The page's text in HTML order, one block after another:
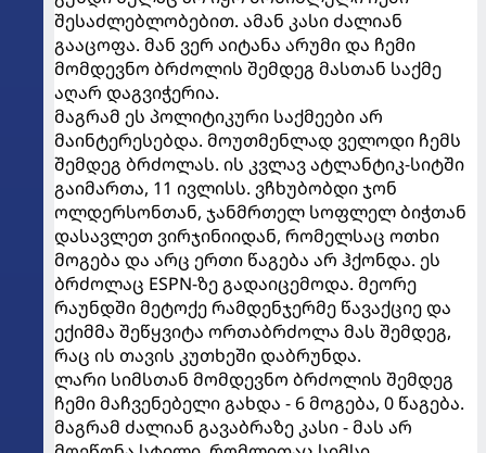
შესაძლებლობებით. ამან კასი ძალიან
გააცოფა. მან ვერ აიტანა არუმი და ჩემი
მომდევნო ბრძოლის შემდეგ მასთან საქმე
აღარ დაგვიჭერია.
მაგრამ ეს პოლიტიკური საქმეები არ
მაინტერესებდა. მოუთმენლად ველოდი ჩემს
შემდეგ ბრძოლას. ის კვლავ ატლანტიკ-სიტში
გაიმართა, 11 ივლისს. ვჩხუბობდი ჯონ
ოლდერსონთან, ჯანმრთელ სოფლელ ბიჭთან
დასავლეთ ვირჯინიიდან, რომელსაც ოთხი
მოგება და არც ერთი წაგება არ ჰქონდა. ეს
ბრძოლაც ESPN-ზე გადაიცემოდა. მეორე
რაუნდში მეტოქე რამდენჯერმე წავაქციე და
ექიმმა შეწყვიტა ორთაბრძოლა მას შემდეგ,
რაც ის თავის კუთხეში დაბრუნდა.
ლარი სიმსთან მომდევნო ბრძოლის შემდეგ
ჩემი მაჩვენებელი გახდა - 6 მოგება, 0 წაგება.
მაგრამ ძალიან გავაბრაზე კასი - მას არ